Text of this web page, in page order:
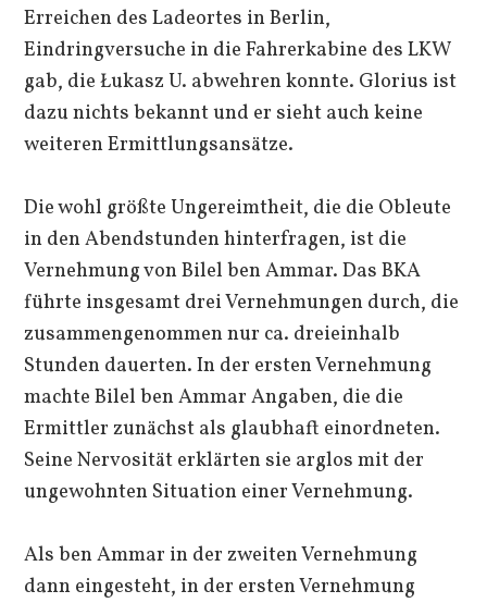
Erreichen des Ladeortes in Berlin,
Eindringversuche in die Fahrerkabine des LKW
gab, die Łukasz U. abwehren konnte. Glorius ist
dazu nichts bekannt und er sieht auch keine
weiteren Ermittlungsansätze.
Die wohl größte Ungereimtheit, die die Obleute
in den Abendstunden hinterfragen, ist die
Vernehmung von Bilel ben Ammar. Das BKA
führte insgesamt drei Vernehmungen durch, die
zusammengenommen nur ca. dreieinhalb
Stunden dauerten. In der ersten Vernehmung
machte Bilel ben Ammar Angaben, die die
Ermittler zunächst als glaubhaft einordneten.
Seine Nervosität erklärten sie arglos mit der
ungewohnten Situation einer Vernehmung.
Als ben Ammar in der zweiten Vernehmung
dann eingesteht, in der ersten Vernehmung